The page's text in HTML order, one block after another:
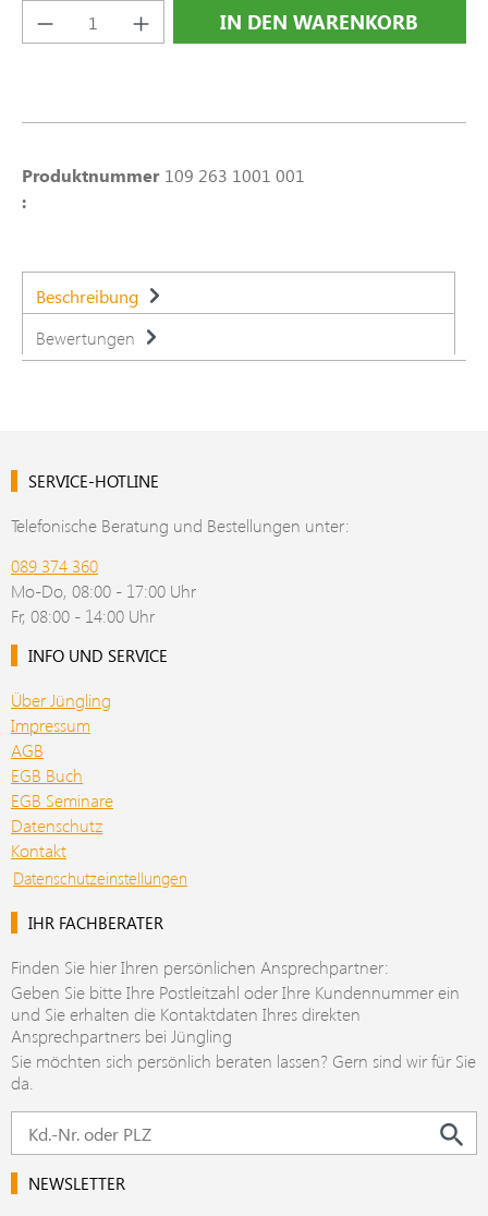
Produkt Anzahl: Gib den gewünschten
IN DEN WARENKORB
Produktnummer
:
109 263 1001 001
Beschreibung
Bewertungen
SERVICE-HOTLINE
Telefonische Beratung und Bestellungen unter:
089 374 360
Mo-Do, 08:00 - 17:00 Uhr
Fr, 08:00 - 14:00 Uhr
INFO UND SERVICE
Über Jüngling
Impressum
AGB
EGB Buch
EGB Seminare
Datenschutz
Kontakt
Datenschutzeinstellungen
IHR FACHBERATER
Finden Sie hier Ihren persönlichen Ansprechpartner:
Geben Sie bitte Ihre Postleitzahl oder Ihre Kundennummer ein
und Sie erhalten die Kontaktdaten Ihres direkten
Ansprechpartners bei Jüngling
Sie möchten sich persönlich beraten lassen? Gern sind wir für Sie
da.
NEWSLETTER